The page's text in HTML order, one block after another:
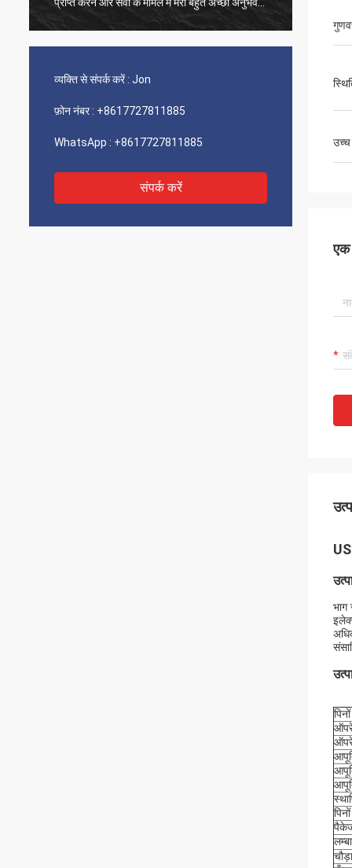
रहा है।.
व्यक्ति से संपर्क करें : Jon
फ़ोन नंबर : +8617727811885
WhatsApp : +8617727811885
संपर्क करें
उच्च
एक
भाग